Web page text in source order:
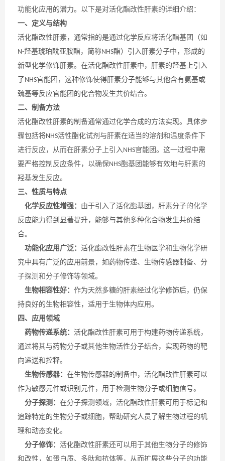
功能化应用的潜力。以下是对活化酯改性肝素的详细介绍：
一、定义与结构
活化酯改性肝素，通常指的是通过化学反应将活化酯基团（如
N-羟基琥珀酰亚胺酯，简称NHS酯）引入肝素分子中，形成的
新型化学修饰肝素。在活化酯改性肝素中，肝素的羟基上引入
了 NHS官能团，这种修饰使得肝素分子能够与其他含有氨基或
巯基等反应官能团的化合物发生共价结合。
二、制备方法
活化酯改性肝素的制备通常通过化学合成的方法实现。具体步
骤包括将NHS活性酯化试剂与肝素在适当的溶剂和温度条件下
进行反应，从而在肝素分子上引入NHS官能团。这一过程中需
要严格控制反应条件，以确保NHS酯基团能够有效地与肝素的
羟基发生反应。
三、性质与特点
化学反应性增强： 由于引入了活化酯基团，肝素分子的化学
反应能力得到显著提升，能够与其他多种化合物发生共价结
合。
功能化应用广泛： 活化酯改性肝素在生物医学和生物化学研
究中具有广泛的应用前景，如药物传递、生物传感器制备、分
子探测和分子修饰等领域。
生物相容性好： 作为天然多糖的肝素经过化学修饰后，仍保
持良好的生物相容性，适用于生物体内应用。
四、应用领域
药物传递系统： 活化酯改性肝素可用于构建药物传递系统，
通过将其与药物分子或其他生物活性分子结合，实现药物的靶
向递送和控释。
生物传感器： 在生物传感器的制备中，活化酯改性肝素可以
作为敏感元件或识别元件，用于检测生物分子或细胞信号。
分子探测： 在分子探测领域，活化酯改性肝素可用于标记和
追踪特定的生物分子或细胞，帮助研究人员了解生物过程的机
理和动态变化。
分子修饰： 活化酯改性肝素还可以用于其他生物分子的修饰
和改性，如蛋白质、多肽和抗体等，从而扩展这些分子的功能